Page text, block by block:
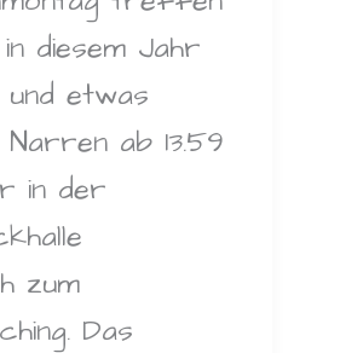
diesem Jahr
und etwas
ab 13.59
in der
zum
Das